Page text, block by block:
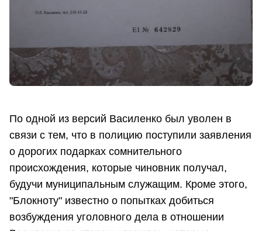
По одной из версий Василенко был уволен в
связи с тем, что в полицию поступили заявления
о дорогих подарках сомнительного
происхождения, которые чиновник получал,
будучи муниципальным служащим. Кроме этого,
"Блокноту" известно о попытках добиться
возбуждения уголовного дела в отношении